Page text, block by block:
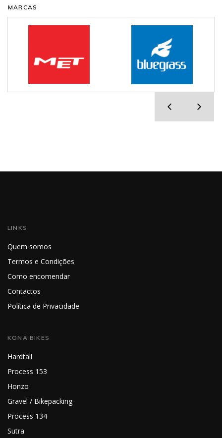
MARCAS
LINKS
Quem somos
Termos e Condições
Como encomendar
Contactos
Política de Privacidade
KONA BIKES
Hardtail
Process 153
Honzo
Gravel / Bikepacking
Process 134
Sutra